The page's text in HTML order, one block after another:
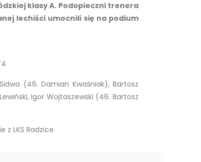
klasy A. Podopieczni trenera
lechiści umocnili się na podium
(46. Damian Kwaśniak), Bartosz
Igor Wojtaszewski (46. Bartosz
LKS Radzice.